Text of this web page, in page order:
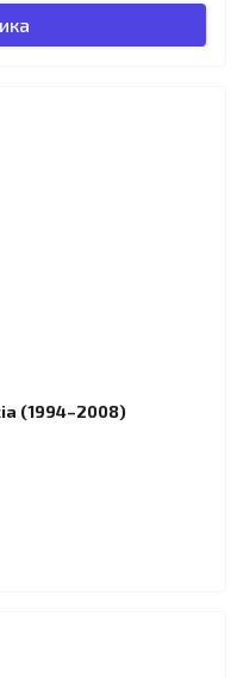
(1994–2008)